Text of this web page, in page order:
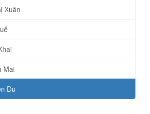
Xuân
Mai
Du